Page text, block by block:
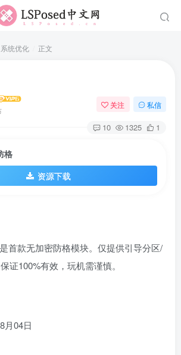
系统优化 正文
关注 私信
10 1325 1
格
资源下载
首款无加密防格模块。仅提供引导分区/
证100%有效，玩机需谨慎。
月04日